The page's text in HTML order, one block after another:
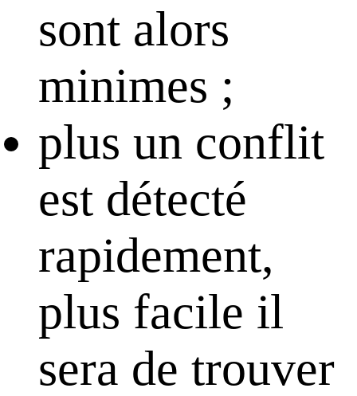
sont alors
minimes ;
plus un conflit
est détecté
rapidement,
plus facile il
sera de trouver